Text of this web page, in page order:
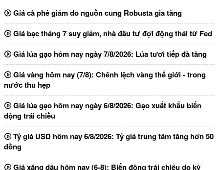
Giá cà phê giảm do nguồn cung Robusta gia tăng
Giá bạc tháng 7 suy giảm, nhà đầu tư đợi động thái từ Fed
Giá lúa gạo hôm nay ngày 7/8/2026: Lúa tươi tiếp đà tăng
Giá vàng hôm nay (7/8): Chênh lệch vàng thế giới - trong
nước thu hẹp
Giá lúa gạo hôm nay ngày 6/8/2026: Gạo xuất khẩu biến
động trái chiều
Tỷ giá USD hôm nay 6/8/2026: Tỷ giá trung tâm tăng hơn 50
đồng
Giá xăng dầu hôm nay (6-8): Biến động trái chiều do kỳ